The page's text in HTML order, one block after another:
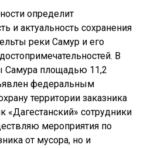
определит
и актуальность сохранения
реки Самур и его
В
Самура площадью 11,2
федеральным
территории заказника
«Дагестанский» сотрудники
мероприятия по
от мусора, но и